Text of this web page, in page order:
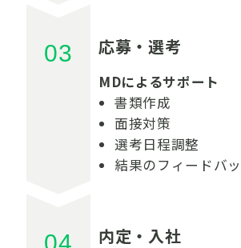
応募・選考
MDによるサポート
書類作成
面接対策
選考日程調整
結果のフィードバ
内定・入社